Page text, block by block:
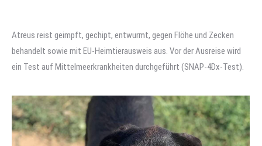
Atreus reist geimpft, gechipt, entwurmt, gegen Flöhe und Zecken
behandelt sowie mit EU-Heimtierausweis aus. Vor der Ausreise wird
ein Test auf Mittelmeerkrankheiten durchgeführt (SNAP-4Dx-Test).